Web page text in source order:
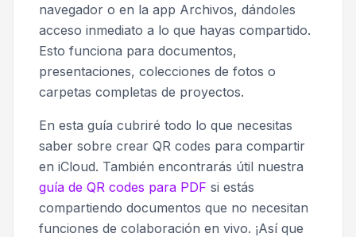
navegador o en la app Archivos, dándoles
acceso inmediato a lo que hayas compartido.
Esto funciona para documentos,
presentaciones, colecciones de fotos o
carpetas completas de proyectos.
En esta guía cubriré todo lo que necesitas
saber sobre crear QR codes para compartir
en iCloud. También encontrarás útil nuestra
guía de QR codes para PDF si estás
compartiendo documentos que no necesitan
funciones de colaboración en vivo. ¡Así que